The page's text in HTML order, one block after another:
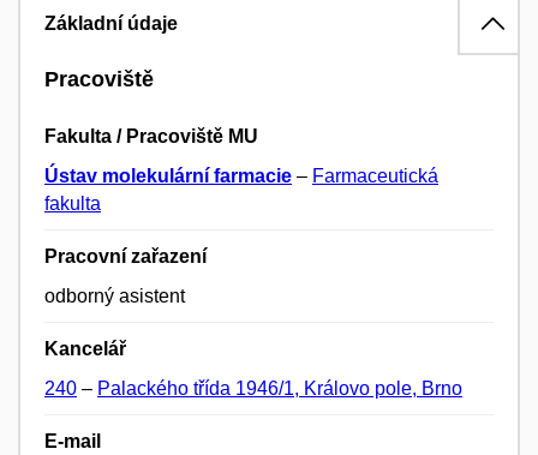
Základní údaje
Pracoviště
Fakulta / Pracoviště MU
Ústav molekulární farmacie – Farmaceutická
fakulta
Pracovní zařazení
odborný asistent
Kancelář
240 – Palackého třída 1946/1, Královo pole, Brno
E-mail